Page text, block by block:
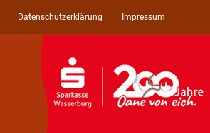
Datenschutzerklärung Impressum